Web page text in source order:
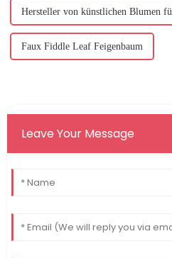
Hersteller von künstlichen Blumen
Faux Fiddle Leaf Feigenbaum
Leave Your Message